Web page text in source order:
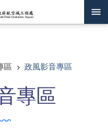
區 政風影音專區
專區